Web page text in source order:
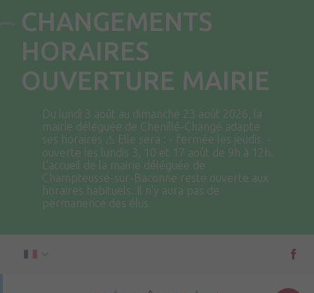
CHANGEMENTS
HORAIRES
OUVERTURE MAIRIE
Du lundi 3 août au dimanche 23 août 2026, la
mairie déléguée de Chenillé-Changé adapte
ses horaires ⚠ Elle sera : - fermée les jeudis. -
ouverte les lundis 3, 10 et 17 août de 9h à 12h.
L'accueil de la mairie déléguée de
Champteussé-sur-Baconne reste ouverte aux
horaires habituels. Il n'y aura pas de
permanence des élus